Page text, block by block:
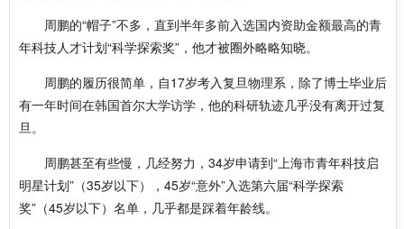
周鹏的“帽子”不多，直到半年多前入选国内资助金额最高的青
年科技人才计划“科学探索奖”，他才被圈外略略知晓。
周鹏的履历很简单，自17岁考入复旦物理系，除了博士毕业后
有一年时间在韩国首尔大学访学，他的科研轨迹几乎没有离开过复
旦。
周鹏甚至有些慢，几经努力，34岁申请到“上海市青年科技启
明星计划”（35岁以下），45岁“意外”入选第六届“科学探索
奖”（45岁以下）名单，几乎都是踩着年龄线。